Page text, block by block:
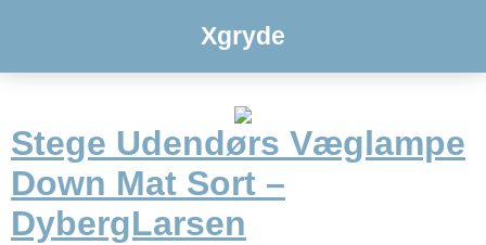
Xgryde
Stege Udendørs Væglampe
Down Mat Sort –
DybergLarsen